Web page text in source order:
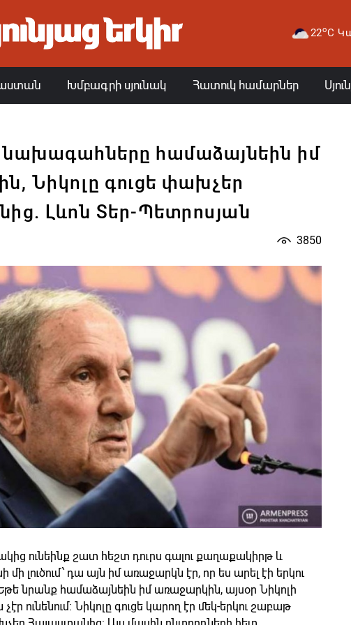
22oC
Խմբագրի սյունակ Հատուկ համարներ
նախագահները համաձայնեին իմ
Նիկոլը գուցե փախչեր
Լևոն Տեր-Պետրոսյան
3850
ունեինք շատ հեշտ դուրս գալու քաղաքակիրթ և
լուծում՝ դա այն իմ առաջարկն էր, որ ես արել էի երկու
նրանք համաձայնեին իմ առաջարկին, այսօր Նիկոլի
չէր ունենում։ Նիկոլը գուցե կարող էր մեկ-երկու շաբաթ